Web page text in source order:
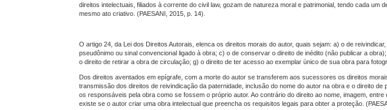
direitos intelectuais, filiados à corrente do civil law, gozam de natureza moral e patrimonial, tendo cada
mesmo ato criativo. (PAESANI, 2015, p. 14).
O artigo 24, da Lei dos Direitos Autorais, elenca os direitos morais do autor, quais sejam: a) o de
pseudônimo ou sinal convencional ligado à obra; c) o de conservar o direito de inédito (não publicar a
o direito de retirar a obra de circulação; g) o direito de ter acesso ao exemplar único de sua obra para
Dos direitos aventados em epígrafe, com a morte do autor se transferem aos sucessores os direitos morais
transmissão dos direitos de reivindicação da paternidade, inclusão do nome do autor na obra e o direito
os responsáveis pela obra como se fossem o próprio autor. Ao contrário do direito ao nome, imagem,
existe se o autor criar uma obra intelectual que preencha os requisitos legais para obter a proteção.